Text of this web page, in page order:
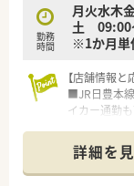
勤務
時間
月火水木
土 09:00
※1か月単
【店舗情報と
■JR日豊本
イカー通勤も
おり、地域
■薬剤師3名
日々の業務
詳細を